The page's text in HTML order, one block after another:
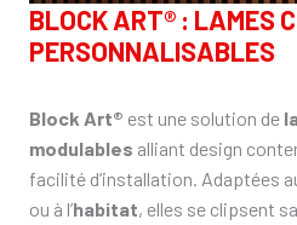
BLOCK ART® : LAMES
PERSONNALISABLES
Block Art® est une solution de
modulables alliant design
facilité d’installation. Adaptées
ou à l’habitat, elles se clipsent